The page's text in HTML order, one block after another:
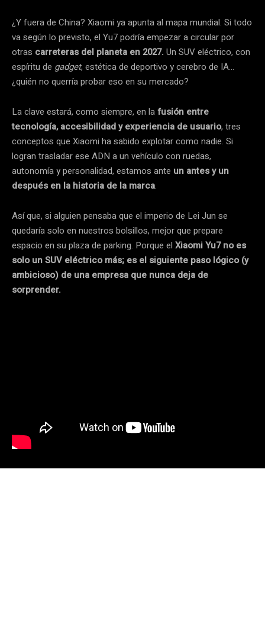
¿Y fuera de China? Xiaomi ya apunta al mapa mundial. Si todo
va según lo previsto, el Yu7 podría empezar a circular por
otras carreteras del planeta en 2027. Un SUV eléctrico, con
espíritu de gadget, estética de deportivo y cerebro de IA…
¿quién no querría probar eso en su mercado?
La clave estará, como siempre, en lafusión entre
tecnología, accesibilidad y experiencia de usuario, tres
conceptos que Xiaomi ha sabido explotar como nadie. Si
logran trasladar ese ADN a un vehículo con ruedas,
autonomía y personalidad, estamos ante un antes y un
después en la historia de la marca.
Así que, si alguien pensaba que el imperio de Lei Jun se
quedaría solo en nuestros bolsillos, mejor que prepare
espacio en su plaza de parking. Porque el Xiaomi Yu7 no es
solo un SUV eléctrico más; es el siguiente paso lógico (y
ambicioso) de una empresa que nunca deja de
sorprender.